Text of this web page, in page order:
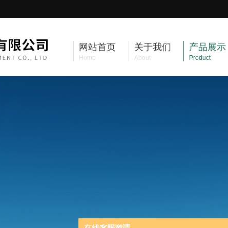
网站首页
Home
关于我们
About
产品展示
Product